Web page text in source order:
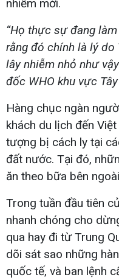
nhiễm mới.
“Họ thực sự đang
rằng đó chính là lý
lây nhiễm nhỏ như
đốc WHO khu vực
Hàng chục ngàn
khách du lịch đến
tượng bị cách ly tại
đất nước. Tại đó,
ăn theo bữa bên
Trong tuần đầu tiên
nhanh chóng cho
qua hay đi từ Trung
dõi sát sao những
quốc tế, và ban lệnh